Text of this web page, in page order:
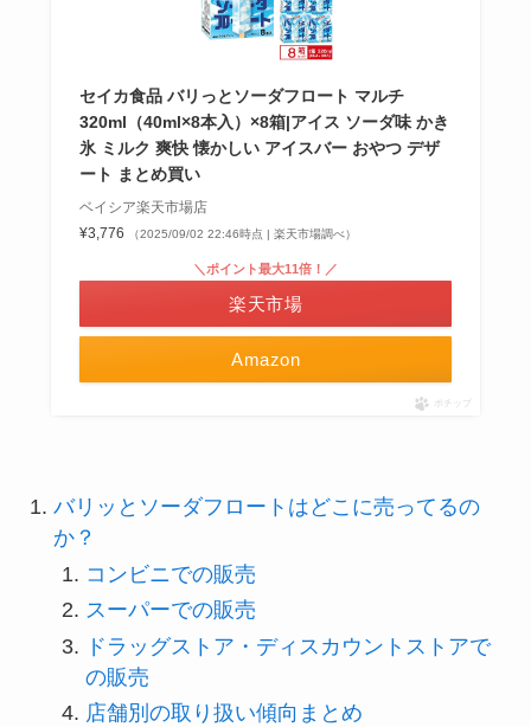
セイカ食品 バリっとソーダフロート マルチ
320ml（40ml×8本入）×8箱|アイス ソーダ味 かき
氷 ミルク 爽快 懐かしい アイスバー おやつ デザ
ート まとめ買い
ベイシア楽天市場店
¥3,776
（2025/09/02 22:46時点 | 楽天市場調べ）
Amazon
＼ポイント最大11倍！／
楽天市場
ポチップ
バリッとソーダフロートはどこに売ってるの
か？
コンビニでの販売
スーパーでの販売
ドラッグストア・ディスカウントストアで
の販売
店舗別の取り扱い傾向まとめ